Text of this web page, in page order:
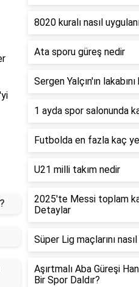
8020 kuralı nasıl
Ata sporu güreş nedir
Sergen Yalçın'ın
1 ayda spor salonunda
Futbolda en fazla kaç
U21 milli takım nedir
2025'te Messi toplam
Detaylar
Süper Lig maçlarını
Aşırtmalı Aba Güreşi
Bir Spor Daldır?